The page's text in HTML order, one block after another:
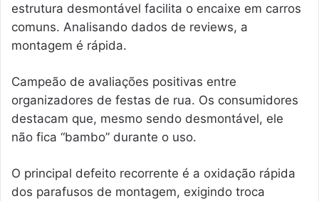
estrutura desmontável facilita o encaixe em carros
comuns. Analisando dados de reviews, a
montagem é rápida.
Campeão de avaliações positivas entre
organizadores de festas de rua. Os consumidores
destacam que, mesmo sendo desmontável, ele
não fica “bambo” durante o uso.
O principal defeito recorrente é a oxidação rápida
dos parafusos de montagem, exigindo troca